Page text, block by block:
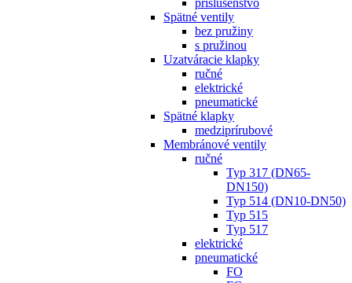
príslušenstvo
Spätné ventily
bez pružiny
s pružinou
Uzatváracie klapky
ručné
elektrické
pneumatické
Spätné klapky
medziprírubové
Membránové ventily
ručné
Typ 317 (DN65-
DN150)
Typ 514 (DN10-DN50)
Typ 515
Typ 517
elektrické
pneumatické
FO